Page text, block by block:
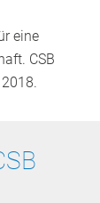
eine
CSB